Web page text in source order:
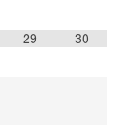
29 30